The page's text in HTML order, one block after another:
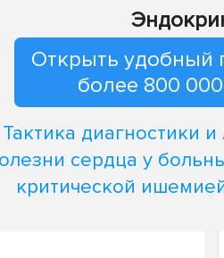
Открыть удобный
более 800
Тактика диагностики
сердца у
критической